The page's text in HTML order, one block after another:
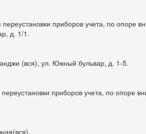
приборов учета, по опоре
д. 1/1.
(вся), ул. Южный бульвар, д. 1-5.
приборов учета, по опоре